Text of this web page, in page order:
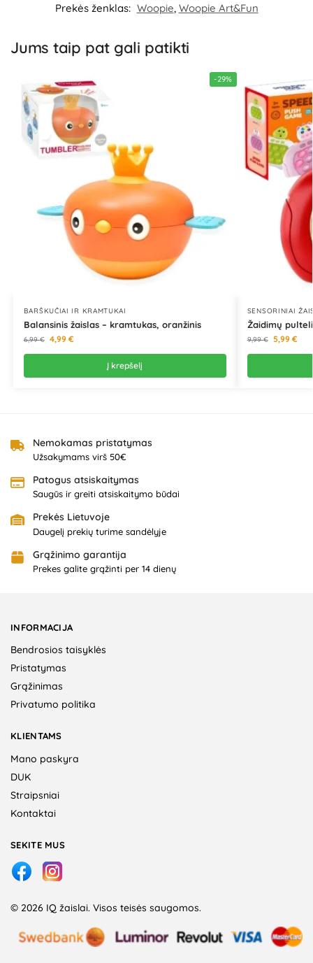
Prekės ženklas: Woopie, Woopie Art&Fun
Jums taip pat gali patikti
-29%
BARŠKUČIAI IR KRAMTUKAI
Balansinis žaislas – kramtukas, oranžinis
6,99€ 4,99 €
Į krepšelį
SENSORINIAI
Žaidimų
9,99€ 5,99 €
Nemokamas pristatymas
Užsakymams virš 50€
Patogus atsiskaitymas
Saugūs ir greiti atsiskaitymo būdai
Prekės Lietuvoje
Daugelį prekių turime sandėlyje
Grąžinimo garantija
Prekes galite grąžinti per 14 dienų
INFORMACIJA
Bendrosios taisyklės
Pristatymas
Grąžinimas
Privatumo politika
KLIENTAMS
Mano paskyra
DUK
Straipsniai
Kontaktai
SEKITE MUS
© 2026 IQ žaislai. Visos teisės saugomos.